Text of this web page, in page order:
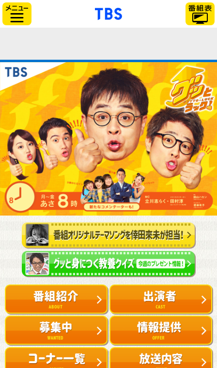
!DOCTYPE html> 「TBSテレビ」トップ